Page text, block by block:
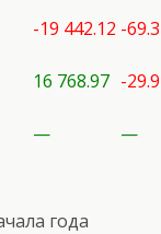
-19 442.12 -
16 768.97 -29.9
— —
года